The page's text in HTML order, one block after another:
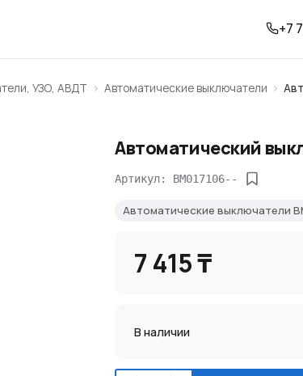
+7
УЗО, АВДТ Автоматические выключатели
Автоматический
Артикул: BM017106--
Автоматические выключатели
7 415 ₸
В наличии